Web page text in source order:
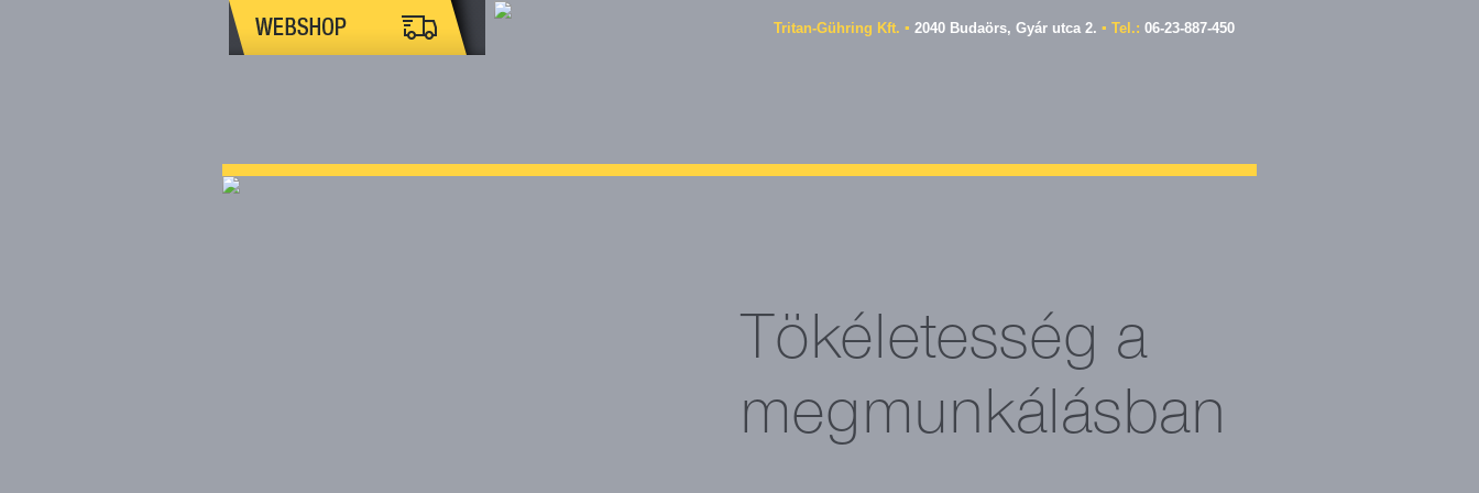
Tritan-Gühring Kft. ▪ 2040 Budaörs, Gyár utca 2. ▪ Tel.: 06-23-887-450
Tökéletesség a
megmunkálásban